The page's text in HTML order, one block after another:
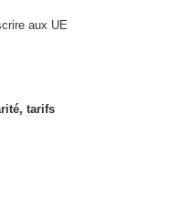
aux UE
tarifs